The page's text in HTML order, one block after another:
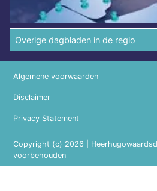
Overige dagbladen in de regio
Copyright (c) 2026 |
voorbehouden
Algemene voorwaarden
Disclaimer
Privacy Statement